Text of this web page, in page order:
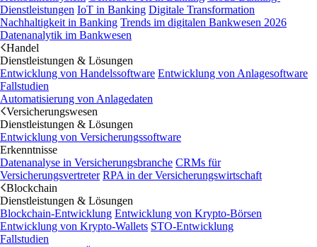
Dienstleistungen IoT in Banking Digitale Transformation
Nachhaltigkeit in Banking Trends im digitalen Bankwesen 2026
Datenanalytik im Bankwesen
Handel
Dienstleistungen & Lösungen
Entwicklung von Handelssoftware Entwicklung von Anlagesoftware
Fallstudien
Automatisierung von Anlagedaten
Versicherungswesen
Dienstleistungen & Lösungen
Entwicklung von Versicherungssoftware
Erkenntnisse
Datenanalyse in Versicherungsbranche CRMs für
Versicherungsvertreter RPA in der Versicherungswirtschaft
Blockchain
Dienstleistungen & Lösungen
Blockchain-Entwicklung Entwicklung von Krypto-Börsen
Entwicklung von Krypto-Wallets STO-Entwicklung
Fallstudien